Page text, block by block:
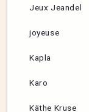
Jeux Jeandel
joyeuse
Kapla
Karo
Käthe Kruse